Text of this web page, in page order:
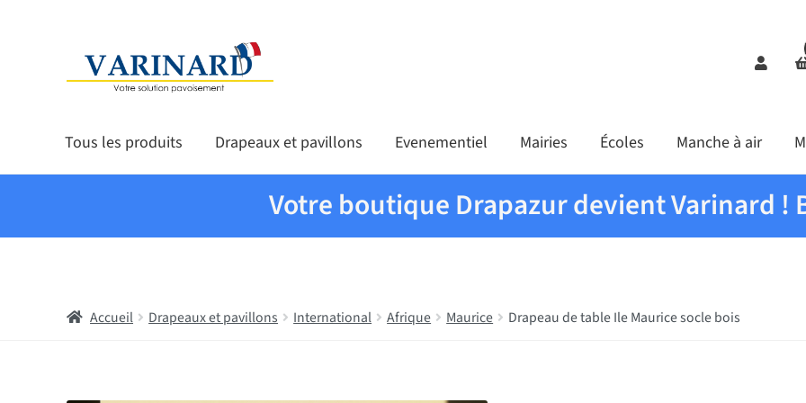
Aller à la navigation
Aller au contenu
Tous les produits Drapeaux et pavillons Evenementiel Mairies Écoles Manche à air
Votre boutique Drapazur devient Varinard !
Accueil Drapeaux et pavillons International Afrique Maurice Drapeau de table Ile Maurice socle bois